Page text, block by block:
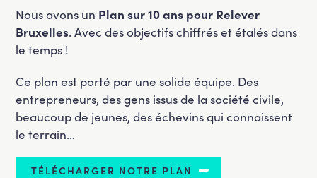
Nous avons un Plan sur 10 ans pour Relever
Bruxelles. Avec des objectifs chiffrés et étalés dans
le temps !
Ce plan est porté par une solide équipe. Des
entrepreneurs, des gens issus de la société civile,
beaucoup de jeunes, des échevins qui connaissent
le terrain…
TÉLÉCHARGER NOTRE PLAN